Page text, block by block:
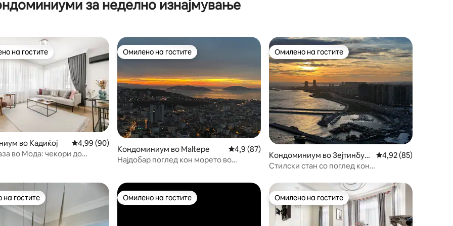
за неделно изнајмување
5, 44 рецензии
„Омилени на гостите“
на гостите
во Кадиќој Просечна оцена: 4,99 од 5, 90 рецензии
4,99 (90)
во Мода: чекори до
Омилено на гостите
Омилено на гостите
Кондоминиум во Maltepe Просечна оцена: 4,9 од 5, 87 рецензии
4,9 (87)
Најдобар поглед кон морето во
Омилено на гостите
Омилено на гостите
Кондоминиум во Зејтинбур
ну
Просечна оцена:
4,92 (85)
Стилски стан со поглед кон
гостите
гостите Омилено на гостите
Омилено на гостите Омилено на гостите
Омилено на гостите